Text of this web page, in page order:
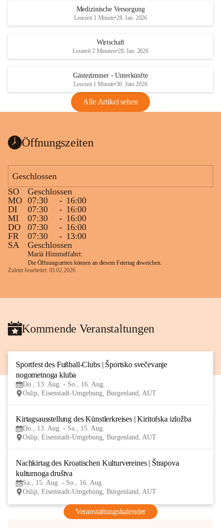
Medizinische Versorgung
Lesezeit 1 Minute•28. Jan. 2026
Wirtschaft
Lesezeit 2 Minuten•28. Jan. 2026
Gästezimmer - Unterkünfte
Lesezeit 1 Minute•30. Juni 2026
Alle Artikel sehen
Öffnungszeiten
Geschlossen
SO
Geschlossen
MO 07:30 - 16:00
DI
07:30 - 16:00
MI
07:30 - 16:00
DO
07:30 - 16:00
FR
07:30 - 13:00
SA
Geschlossen
Mariä Himmelfahrt:
Die Öffnungszeiten können an diesem Feiertag abweichen.
Zuletzt bearbeitet: 03.02.2026
Kommende Veranstaltungen
Sportfest des Fußball-Clubs | Športsko svečevanje
nogometnoga kluba
Do., 13. Aug. - So., 16. Aug.
Oslip, Eisenstadt-Umgebung, Burgenland, AUT
Kirtagsausstellung des Künstlerkreises | Kiritofska izložba
Do., 13. Aug. - Sa., 15. Aug.
Oslip, Eisenstadt-Umgebung, Burgenland, AUT
Nachkirtag des Kroatischen Kulturvereines | Štrapova
kulturnoga društva
Sa., 15. Aug. - So., 16. Aug.
Oslip, Eisenstadt-Umgebung, Burgenland, AUT
Veranstaltungskalender